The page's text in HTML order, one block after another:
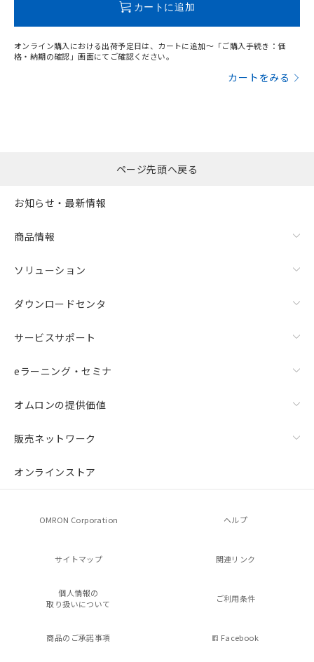
カートに追加
オンライン購入における出荷予定日は、カートに追加～「ご購入手続き：価
格・納期の確認」画面にてご確認ください。
カートをみる
ページ先頭へ戻る
お知らせ・最新情報
商品情報
ソリューション
ダウンロードセンタ
サービスサポート
eラーニング・セミナ
オムロンの提供価値
販売ネットワーク
オンラインストア
OMRON Corporation ヘルプ
サイトマップ 関連リンク
個人情報の
取り扱いについて
ご利用条件
商品のご承諾事項 Facebook